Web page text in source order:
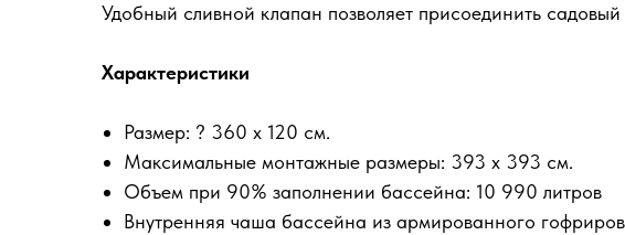
Удобный сливной клапан позволяет присоединить
Характеристики
Размер: ? 360 x 120 см.
Максимальные монтажные размеры: 393 x 393 см.
Объем при 90% заполнении бассейна: 10 990 литров
Внутренняя чаша бассейна из армированного